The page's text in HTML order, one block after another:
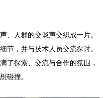
、人群的交谈声交织成一片。
节，并与技术人员交流探讨。
了探索、交流与合作的氛围，
碰撞。